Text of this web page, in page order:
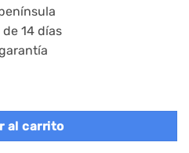
14 días
mano 90l, ratán sintético, blanco
al carrito